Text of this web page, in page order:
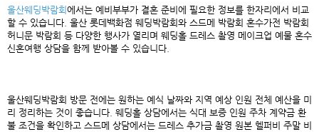
울산웨딩박람회 에서는 예비부부가 결혼 준비에 필요한 정보를 한자리에서 비교
할 수 있습니다. 울산 롯데백화점 웨딩박람회와 스드메 박람회 혼수가전 박람회
허니문 박람회 등 다양한 행사가 열리며 웨딩홀 드레스 촬영 메이크업 예물 혼수
신혼여행 상담을 함께 받아볼 수 있습니다.
울산웨딩박람회 방문 전에는 원하는 예식 날짜와 지역 예상 인원 전체 예산을 미
리 정리하는 것이 좋습니다. 웨딩홀 상담에서는 식대 보증 인원 주차 계약금 환
불 조건을 확인하고 스드메 상담에서는 드레스 추가금 촬영 원본 헬퍼비 주말 비